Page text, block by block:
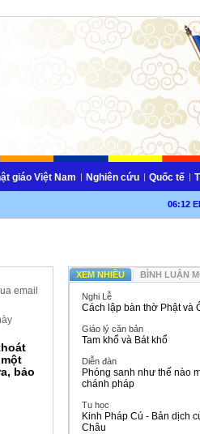
giáo Việt Nam Nghiên cứu Quốc tế
06:12
email
bảo
XEM NHIỀU BÌNH LUẬN
Nghi Lễ
Cách lập bàn thờ Phật và
Giáo lý căn bản
Tam khổ và Bát khổ
Diễn đàn
Phóng sanh như thế nào
chánh pháp
Tu học
Kinh Pháp Cú - Bản dịch
Châu